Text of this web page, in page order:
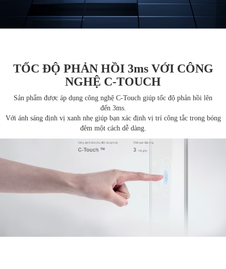
TỐC ĐỘ PHẢN HỒI 3ms VỚI CÔNG
NGHỆ C-TOUCH
Sản phẩm được áp dụng công nghệ C-Touch giúp tốc độ phản hồi lên
đến 3ms.
Với ánh sáng định vị xanh nhẹ giúp bạn xác định vị trí công tắc trong bóng
đêm một cách dễ dàng.